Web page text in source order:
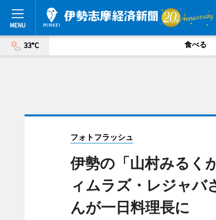
33°C 食べる
フォトフラッシュ
伊勢の「山村みるく
ィムラズ・レジャバ
んが一日料理長に